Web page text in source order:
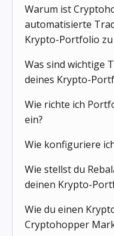
Warum ist
automatisierte
Krypto-Portfolio zu
Was sind wichtige
deines Krypto-
Wie richte ich
ein?
Wie konfiguriere
Wie stellst du
deinen Krypto-
Wie du einen
Cryptohopper